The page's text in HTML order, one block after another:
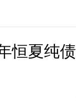
恒夏纯